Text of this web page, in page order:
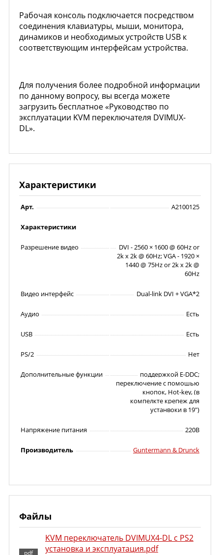
Рабочая консоль подключается посредством
соединения клавиатуры, мыши, монитора,
динамиков и необходимых устройств USB к
соответствующим интерфейсам устройства.
Для получения более подробной информации
по данному вопросу, вы всегда можете
загрузить бесплатное «Руководство по
эксплуатации KVM переключателя DVIMUX-
DL».
Характеристики
Арт. A2100125
Характеристики
Разрешение видео
DVI - 2560 × 1600 @ 60Hz or
2k x 2k @ 60Hz; VGA - 1920 ×
1440 @ 75Hz or 2k x 2k @
60Hz
Видео интерфейс Dual-link DVI + VGA*2
Аудио Есть
USB Есть
PS/2 Нет
Дополнительные функции
поддержкой E-DDC;
переключение с помошью
кнопок, Hot-key, (в
компелкте крепеж для
устанвоки в 19")
Напряжение питания 220В
Производитель Guntermann & Drunck
Файлы
KVM переключатель DVIMUX4-DL c PS2
установка и эксплуатация.pdf